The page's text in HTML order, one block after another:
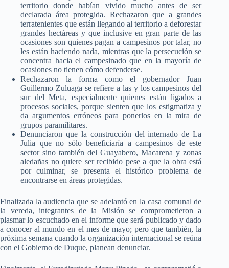
territorio donde habían vivido mucho antes de ser
declarada área protegida. Rechazaron que a grandes
terratenientes que están llegando al territorio a deforestar
grandes hectáreas y que inclusive en gran parte de las
ocasiones son quienes pagan a campesinos por talar, no
les están haciendo nada, mientras que la persecución se
concentra hacia el campesinado que en la mayoría de
ocasiones no tienen cómo defenderse.
Rechazaron la forma como el gobernador Juan
Guillermo Zuluaga se refiere a las y los campesinos del
sur del Meta, especialmente quienes están ligados a
procesos sociales, porque sienten que los estigmatiza y
da argumentos erróneos para ponerlos en la mira de
grupos paramilitares.
Denunciaron que la construcción del internado de La
Julia que no sólo beneficiaría a campesinos de este
sector sino también del Guayabero, Macarena y zonas
aledañas no quiere ser recibido pese a que la obra está
por culminar, se presenta el histórico problema de
encontrarse en áreas protegidas.
Finalizada la audiencia que se adelantó en la casa comunal de
la vereda, integrantes de la Misión se comprometieron a
plasmar lo escuchado en el informe que será publicado y dado
a conocer al mundo en el mes de mayo; pero que también, la
próxima semana cuando la organización internacional se reúna
con el Gobierno de Duque, planean denunciar.